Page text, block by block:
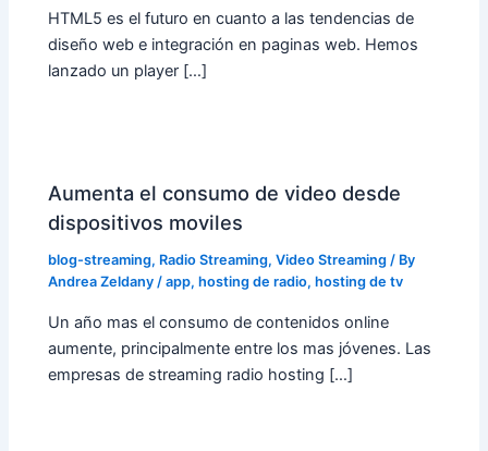
HTML5 es el futuro en cuanto a las tendencias de
diseño web e integración en paginas web. Hemos
lanzado un player […]
Aumenta el consumo de video desde
dispositivos moviles
blog-streaming, Radio Streaming,Video Streaming / By
Andrea Zeldany/app,hosting de radio,hosting de tv
Un año mas el consumo de contenidos online
aumente, principalmente entre los mas jóvenes. Las
empresas de streaming radio hosting […]